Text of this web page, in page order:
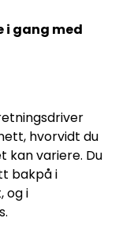
i gang med
hvorvidt du
kan variere. Du
bakpå i
og i